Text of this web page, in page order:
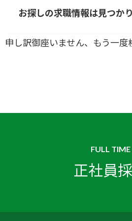
お探しの求職情報は見つか
申し訳御座いません、もう一度
FULL TIME
正社員